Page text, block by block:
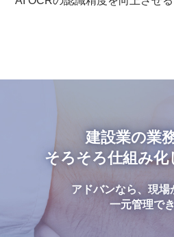
建設業の業
そろそろ仕組み化
アドバンなら、現場
一元管理で